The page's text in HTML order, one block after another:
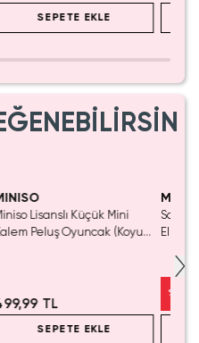
SEPETE EKLE
Lisanslı Küçük Mini
Peluş Oyuncak (Koyu
TL
SEPETE EKLE
Sanrio
Elma
%